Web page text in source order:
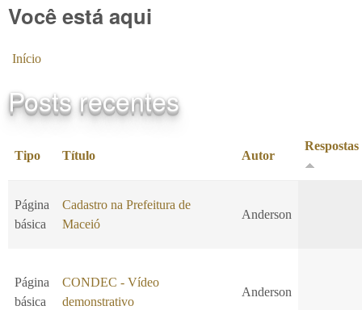
Você está aqui
Início
Posts recentes
Tipo Título Autor
Respostas
Página
básica
Cadastro na Prefeitura de
Maceió
Anderson
Página
básica
CONDEC - Vídeo
demonstrativo
Anderson